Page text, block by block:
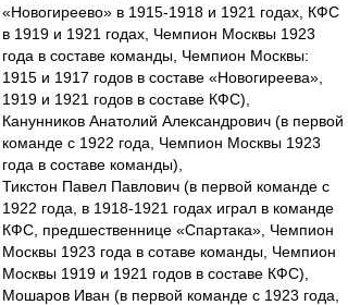
«Новогиреево» в 1915-1918 и 1921 годах, КФС
в 1919 и 1921 годах, Чемпион Москвы 1923
года в составе команды, Чемпион Москвы:
1915 и 1917 годов в составе «Новогиреева»,
1919 и 1921 годов в составе КФС),
Канунников Анатолий Александрович (в первой
команде с 1922 года, Чемпион Москвы 1923
года в составе команды),
Тикстон Павел Павлович (в первой команде с
1922 года, в 1918-1921 годах играл в команде
КФС, предшественнице «Спартака», Чемпион
Москвы 1923 года в сотаве команды, Чемпион
Москвы 1919 и 1921 годов в составе КФС),
Мошаров Иван (в первой команде с 1923 года,